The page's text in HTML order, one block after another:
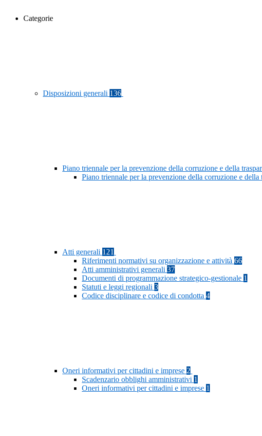
Categorie
Disposizioni generali 136
Piano triennale per la prevenzione della corruzione e della
Piano triennale per la prevenzione della corruzione e della
Atti generali 121
Riferimenti normativi su organizzazione e attività 66
Atti amministrativi generali 37
Documenti di programmazione strategico-gestionale 1
Statuti e leggi regionali 3
Codice disciplinare e codice di condotta 4
Oneri informativi per cittadini e imprese 2
Scadenzario obblighi amministrativi 1
Oneri informativi per cittadini e imprese 1